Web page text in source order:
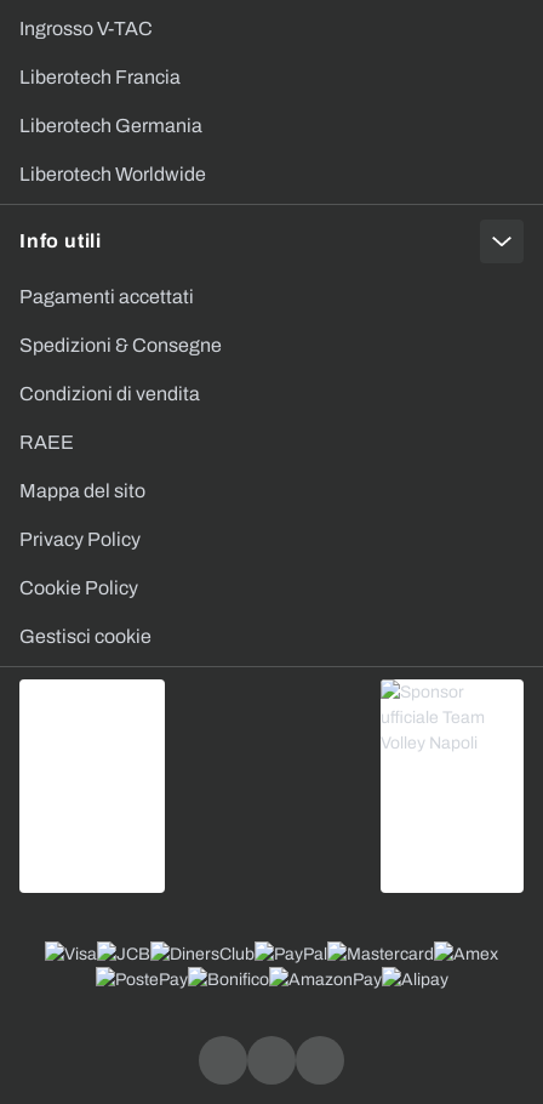
Ingrosso V-TAC
Liberotech Francia
Liberotech Germania
Liberotech Worldwide
Info utili
Pagamenti accettati
Spedizioni & Consegne
Condizioni di vendita
RAEE
Mappa del sito
Privacy Policy
Cookie Policy
Gestisci cookie